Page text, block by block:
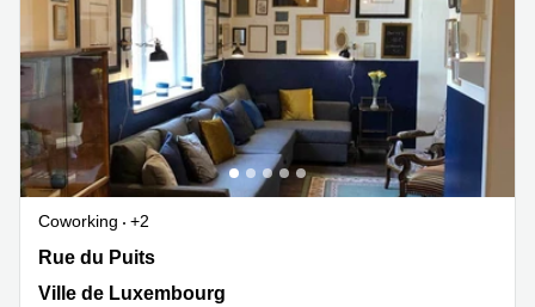
Coworking
+2
10A rue du Puits, Ville de Luxembourg
Rue du Puits
Ville de Luxembourg